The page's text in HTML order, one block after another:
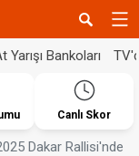
Yarışı Bankoları
Canlı Skor
Dakar Rallisi'nde